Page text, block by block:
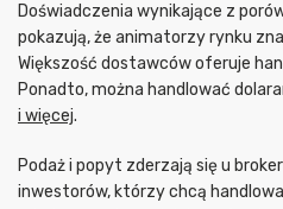
Doświadczenia wynikające z
pokazują, że animatorzy rynku
Większość dostawców oferuje
Ponadto, można handlować
i więcej.
Podaż i popyt zderzają się u
inwestorów, którzy chcą